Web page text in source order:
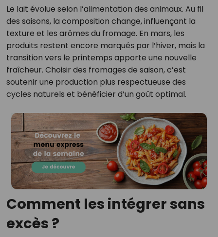
Le lait évolue selon l’alimentation des animaux. Au fil
des saisons, la composition change, influençant la
texture et les arômes du fromage. En mars, les
produits restent encore marqués par l’hiver, mais la
transition vers le printemps apporte une nouvelle
fraîcheur. Choisir des fromages de saison, c’est
soutenir une production plus respectueuse des
cycles naturels et bénéficier d’un goût optimal.
Comment les intégrer sans
excès ?